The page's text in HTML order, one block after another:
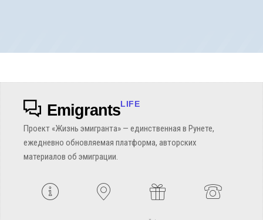
EmigrantsLIFE
Проект «Жизнь эмигранта» — единственная в Рунете,
ежедневно обновляемая платформа, авторских
материалов об эмиграции.